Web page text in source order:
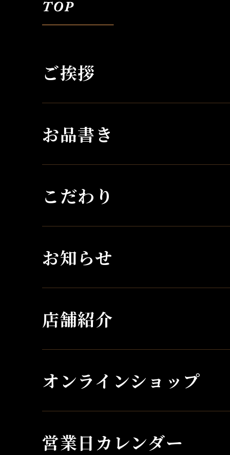
ご挨拶
お品書き
こだわり
お知らせ
店舗紹介
オンラインショップ
営業日カレンダー